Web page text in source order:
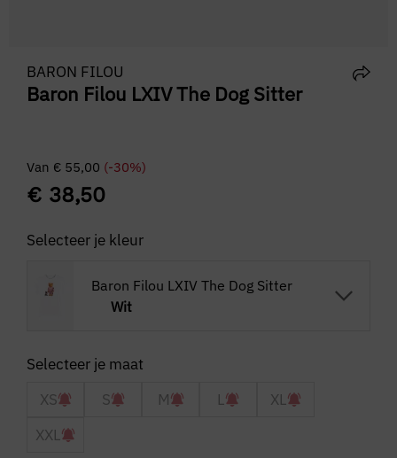
BARON FILOU
Baron Filou LXIV The Dog Sitter
Van € 55,00 (-30%)
€ 38,50
Selecteer je kleur
Baron Filou LXIV The Dog Sitter
Wit
XS S M L
XL
XXL